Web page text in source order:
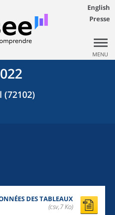
English
Presse
MENU
(72102)
DES TABLEAUX
(csv,7 Ko)